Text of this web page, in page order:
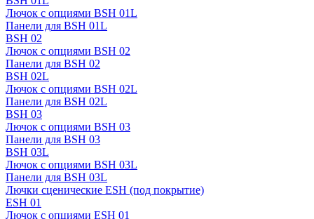
Лючок с опциями BSH 01L
Панели для BSH 01L
BSH 02
Лючок с опциями BSH 02
Панели для BSH 02
BSH 02L
Лючок с опциями BSH 02L
Панели для BSH 02L
BSH 03
Лючок с опциями BSH 03
Панели для BSH 03
BSH 03L
Лючок с опциями BSH 03L
Панели для BSH 03L
Лючки сценические ESH (под покрытие)
ESH 01
Лючок с опциями ESH 01